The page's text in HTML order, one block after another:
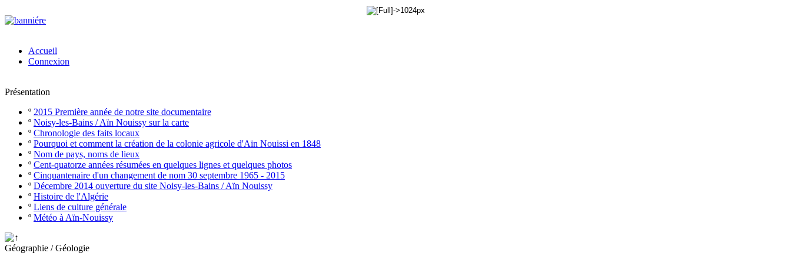
Accueil
Connexion
Présentation
º 2015 Première année de notre site documentaire
º Noisy-les-Bains / Aïn Nouissy sur la carte
º Chronologie des faits locaux
º Pourquoi et comment la création de la colonie agricole d'Aïn Nouissi en 1848
º Nom de pays, noms de lieux
º Cent-quatorze années résumées en quelques lignes et quelques photos
º Cinquantenaire d'un changement de nom 30 septembre 1965 - 2015
º Décembre 2014 ouverture du site Noisy-les-Bains / Aïn Nouissy
º Histoire de l'Algérie
º Liens de culture générale
º Météo à Aïn-Nouissy
Géographie / Géologie